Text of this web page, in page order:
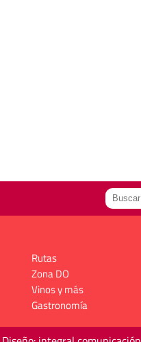
Rutas
Zona DO
Vinos y más
Gastronomía